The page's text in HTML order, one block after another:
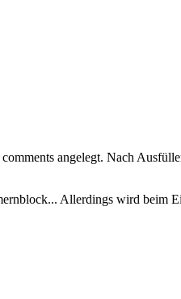
angelegt. Nach
Allerdings wird beim